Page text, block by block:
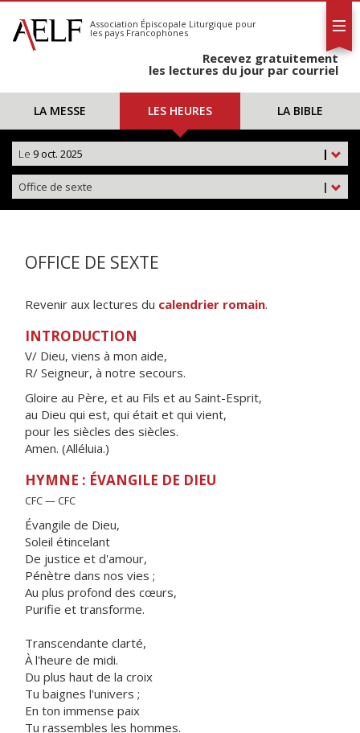
S'abonner
Calendrier
Association Épiscopale Liturgique pour
les pays Francophones
Recevez gratuitement
les lectures du jour par courriel
LA MESSE LES HEURES LA BIBLE
|
Le 9 oct. 2025
|
Office de sexte
OFFICE DE SEXTE
Revenir aux lectures du calendrier romain.
INTRODUCTION
V/ Dieu, viens à mon aide,
R/ Seigneur, à notre secours.
Gloire au Père, et au Fils et au Saint-Esprit,
au Dieu qui est, qui était et qui vient,
pour les siècles des siècles.
Amen. (Alléluia.)
HYMNE : ÉVANGILE DE DIEU
CFC — CFC
Évangile de Dieu,
Soleil étincelant
De justice et d'amour,
Pénètre dans nos vies ;
Au plus profond des cœurs,
Purifie et transforme.
Transcendante clarté,
À l'heure de midi.
Du plus haut de la croix
Tu baignes l'univers ;
En ton immense paix
Tu rassembles les hommes.